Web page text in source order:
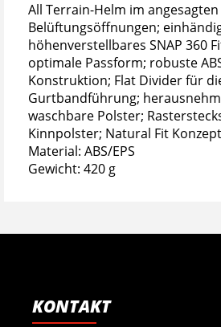
All Terrain-Helm im angesagten
Belüftungsöffnungen;
höhenverstellbares SNAP 360
optimale Passform; robuste
Konstruktion; Flat Divider für
Gurtbandführung;
waschbare Polster;
Kinnpolster; Natural Fit
Material: ABS/EPS
Gewicht: 420 g
KONTAKT